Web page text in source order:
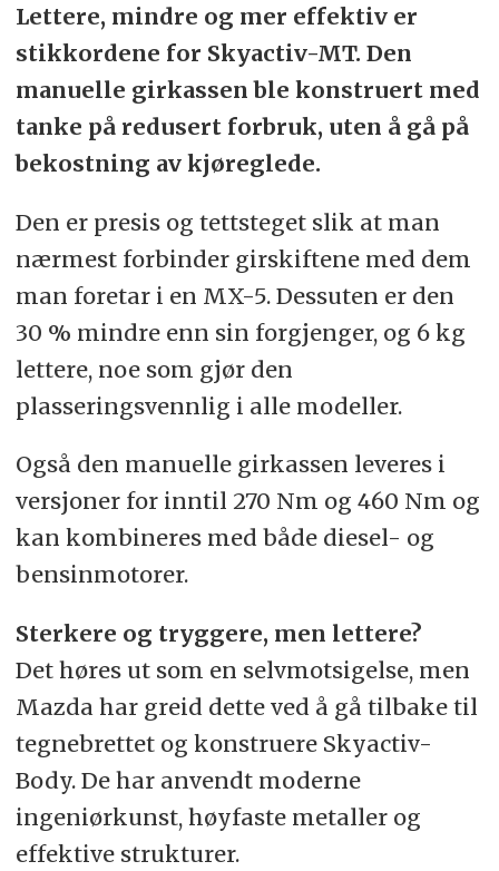
Lettere, mindre og mer effektiv er
stikkordene for Skyactiv-MT. Den
manuelle girkassen ble konstruert med
tanke på redusert forbruk, uten å gå på
bekostning av kjøreglede.
Den er presis og tettsteget slik at man
nærmest forbinder girskiftene med dem
man foretar i en MX-5. Dessuten er den
30 % mindre enn sin forgjenger, og 6 kg
lettere, noe som gjør den
plasseringsvennlig i alle modeller.
Også den manuelle girkassen leveres i
versjoner for inntil 270 Nm og 460 Nm og
kan kombineres med både diesel- og
bensinmotorer.
Sterkere og tryggere, men lettere?
Det høres ut som en selvmotsigelse, men
Mazda har greid dette ved å gå tilbake til
tegnebrettet og konstruere Skyactiv-
Body. De har anvendt moderne
ingeniørkunst, høyfaste metaller og
effektive strukturer.